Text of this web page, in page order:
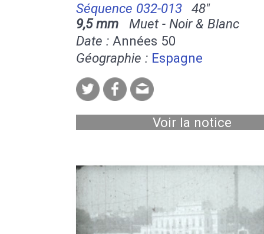
Séquence 032-013
48''
9,5 mm Muet - Noir & Blanc
Date : Années 50
Géographie : Espagne
Voir la notice